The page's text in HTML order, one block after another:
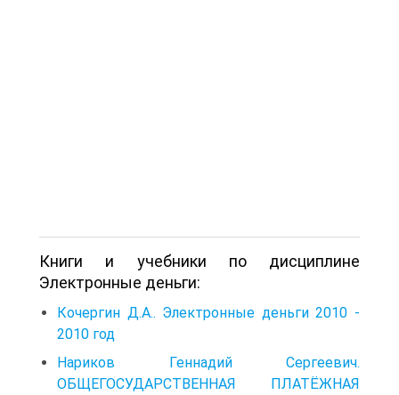
Книги и учебники по дисциплине
Электронные деньги:
Кочергин Д.А.. Электронные деньги 2010 -
2010 год
Нариков Геннадий Сергеевич.
ОБЩЕГОСУДАРСТВЕННАЯ ПЛАТЁЖНАЯ